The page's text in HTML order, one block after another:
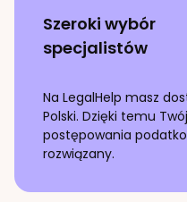
Szeroki wybór
specjalistów
Na LegalHelp masz
Polski. Dzięki temu
postępowania
rozwiązany.